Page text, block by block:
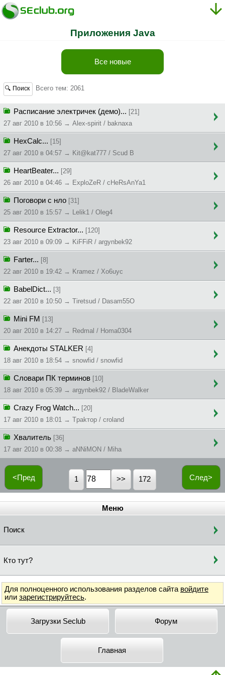
Приложения Java
Все новые
🔍 Поиск Всего тем: 2061
Расписание электричек (демо)... [21]
27 авг 2010 в 10:56 → Alex-spirit / baknaxa
HexCalc... [15]
27 авг 2010 в 04:57 → Kit@kat777 / Scud B
HeartBeater... [29]
26 авг 2010 в 04:46 → ExploZeR / cHeRsAnYa1
Поговори с нло [31]
25 авг 2010 в 15:57 → Lelik1 / Oleg4
Resource Extractor... [120]
23 авг 2010 в 09:09 → KiFFiR / argynbek92
Farter... [8]
22 авг 2010 в 19:42 → Kramez / Xo6uyc
BabelDict... [3]
22 авг 2010 в 10:50 → Tiretsud / Dasam55O
Mini FM [13]
20 авг 2010 в 14:27 → Redmal / Homa0304
Анекдоты STALKER [4]
18 авг 2010 в 18:54 → snowfid / snowfid
Словари ПК терминов [10]
18 авг 2010 в 05:39 → argynbek92 / BladeWalker
Crazy Frog Watch... [20]
17 авг 2010 в 18:01 → Tpakтop / croland
Хвалитель [36]
17 авг 2010 в 00:38 → aNNiMON / Miha
<Пред След>
1 172
Меню
Поиск
Кто тут?
Для полноценного использования разделов сайта войдите
или зарегистрируйтесь.
Загрузки Seclub Форум
Главная